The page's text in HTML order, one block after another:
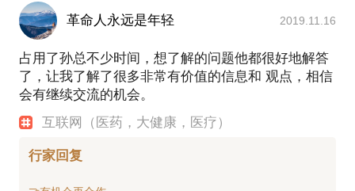
革命人永远是年轻 2019.11.16
占用了孙总不少时间，想了解的问题他都很好地解答
了，让我了解了很多非常有价值的信息和 观点，相信
会有继续交流的机会。
互联网（医药，大健康，医疗）
行家回复